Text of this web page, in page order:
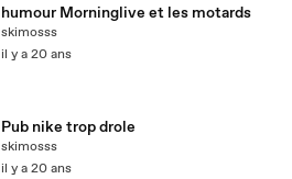
humour Morninglive et les motards
skimosss
il y a 20 ans
Pub nike trop drole
skimosss
il y a 20 ans